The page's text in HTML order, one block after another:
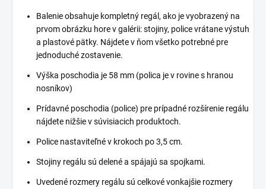
Balenie obsahuje kompletný regál, ako je vyobrazený na
prvom obrázku hore v galérii: stojiny, police vrátane výstuh
a plastové pätky. Nájdete v ňom všetko potrebné pre
jednoduché zostavenie.
Výška poschodia je 58 mm (polica je v rovine s hranou
nosníkov)
Prídavné poschodia (police) pre prípadné rozšírenie regálu
nájdete nižšie v súvisiacich produktoch.
Police nastaviteľné v krokoch po 3,5 cm.
Stojiny regálu sú delené a spájajú sa spojkami.
Uvedené rozmery regálu sú celkové vonkajšie rozmery